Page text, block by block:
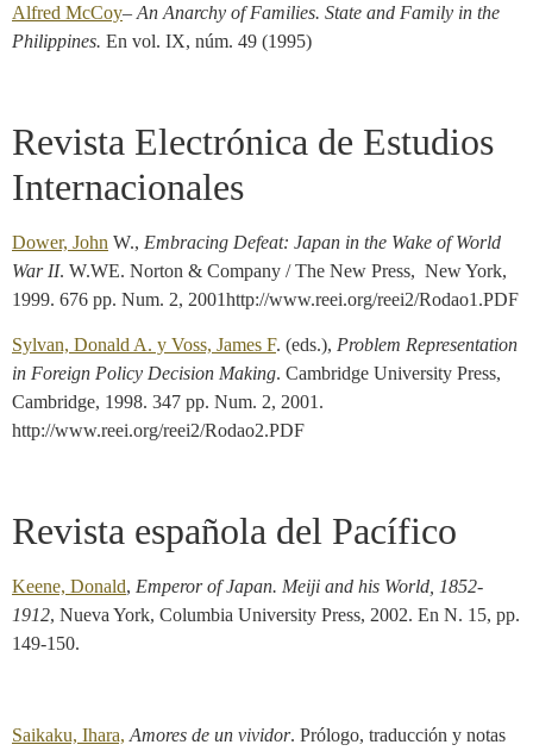
Alfred McCoy– An Anarchy of Families. State and Family in the
Philippines. En vol. IX, núm. 49 (1995)
Revista Electrónica de Estudios
Internacionales
Dower, John W., Embracing Defeat: Japan in the Wake of World
War II. W.WE. Norton & Company / The New Press, New York,
1999. 676 pp. Num. 2, 2001http://www.reei.org/reei2/Rodao1.PDF
Sylvan, Donald A. y Voss, James F. (eds.), Problem Representation
in Foreign Policy Decision Making. Cambridge University Press,
Cambridge, 1998. 347 pp. Num. 2, 2001.
http://www.reei.org/reei2/Rodao2.PDF
Revista española del Pacífico
Keene, Donald, Emperorof Japan. Meiji and his World, 1852-
1912, Nueva York, Columbia University Press, 2002. En N. 15, pp.
149-150.
Saikaku, Ihara, Amores de un vividor. Prólogo, traducción y notas